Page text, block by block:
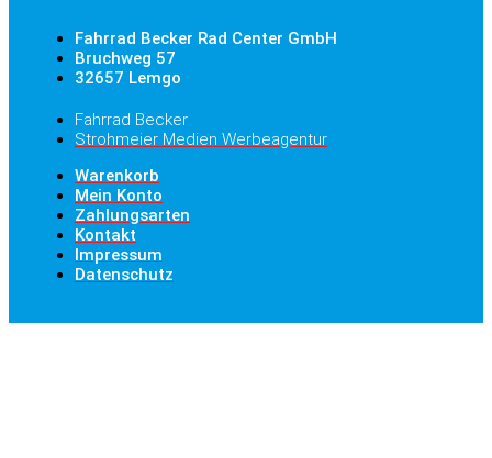
Fahrrad Becker Rad Center GmbH
Bruchweg 57
32657 Lemgo
Fahrrad Becker
Strohmeier Medien Werbeagentur
Warenkorb
Mein Konto
Zahlungsarten
Kontakt
Impressum
Datenschutz